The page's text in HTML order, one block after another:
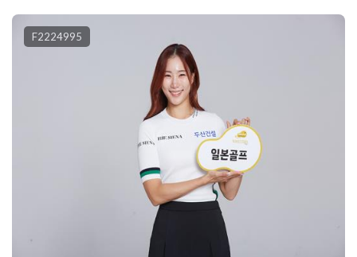
F2224995